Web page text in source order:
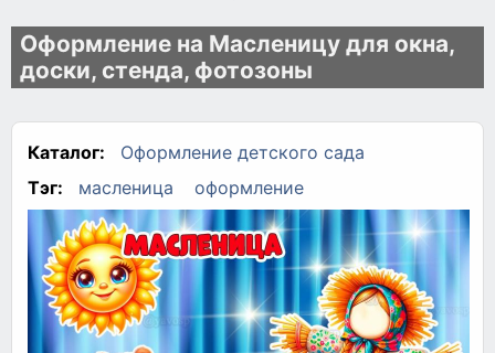
Оформление на Масленицу для окна,
доски, стенда, фотозоны
Каталог:
Оформление детского сада
Тэг:
масленица оформление